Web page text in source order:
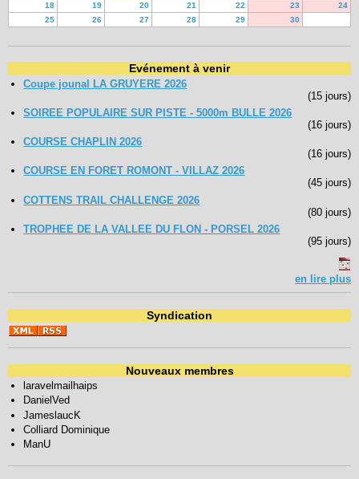
18
19 20 21 22 23
24
25
26 27 28 29 30
Evénement à venir
Coupe jounal LA GRUYERE 2026
(15 jours)
SOIREE POPULAIRE SUR PISTE - 5000m BULLE 2026
(16 jours)
COURSE CHAPLIN 2026
(16 jours)
COURSE EN FORET ROMONT - VILLAZ 2026
(45 jours)
COTTENS TRAIL CHALLENGE 2026
(80 jours)
TROPHEE DE LA VALLEE DU FLON - PORSEL 2026
(95 jours)
en lire plus
Syndication
Nouveaux membres
laravelmailhaips
DanielVed
JameslaucK
Colliard Dominique
ManU